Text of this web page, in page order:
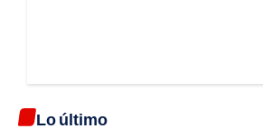
Lo último